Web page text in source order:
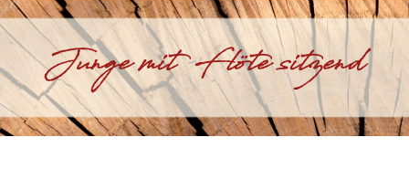
Junge mit Flöte sitzend